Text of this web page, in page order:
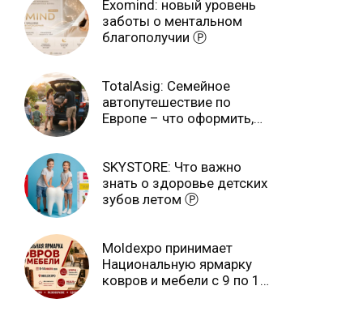
Exomind: новый уровень
заботы о ментальном
благополучии Ⓟ
TotalAsig: Семейное
автопутешествие по
Европе – что оформить,
SKYSTORE: Что важно
знать о здоровье детских
зубов летом Ⓟ
Moldexpo принимает
Национальную ярмарку
ковров и мебели с 9 по 14